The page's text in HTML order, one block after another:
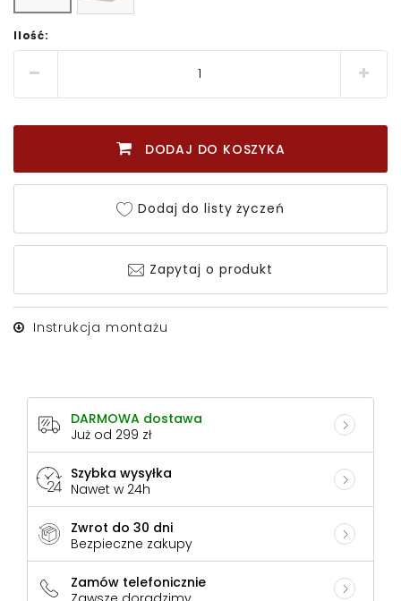
Ilość:
DODAJ DO KOSZYKA
Dodaj do listy życzeń
Zapytaj o produkt
Instrukcja montażu
DARMOWA dostawa
Już od 299 zł
Szybka wysyłka
Nawet w 24h
Zwrot do 30 dni
Bezpieczne zakupy
Zamów telefonicznie